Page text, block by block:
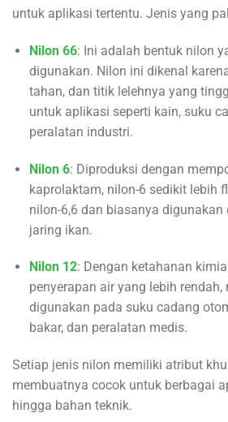
untuk aplikasi tertentu. Jenis yang
Nilon 66: Ini adalah bentuk nilon
digunakan. Nilon ini dikenal
tahan, dan titik lelehnya yang
untuk aplikasi seperti kain, suku
peralatan industri.
Nilon 6: Diproduksi dengan
kaprolaktam, nilon-6 sedikit lebih
nilon-6,6 dan biasanya
jaring ikan.
Nilon 12: Dengan ketahanan
penyerapan air yang lebih rendah,
digunakan pada suku cadang
bakar, dan peralatan medis.
Setiap jenis nilon memiliki atribut
membuatnya cocok untuk berbagai
hingga bahan teknik.